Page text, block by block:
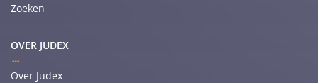
Zoeken
OVER JUDEX
Over Judex